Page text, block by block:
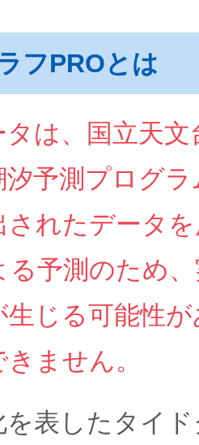
フPROとは
は、国立天文
汐予測プログ
されたデータ
る予測のため
生じる可能性
ません。
を表したタイ